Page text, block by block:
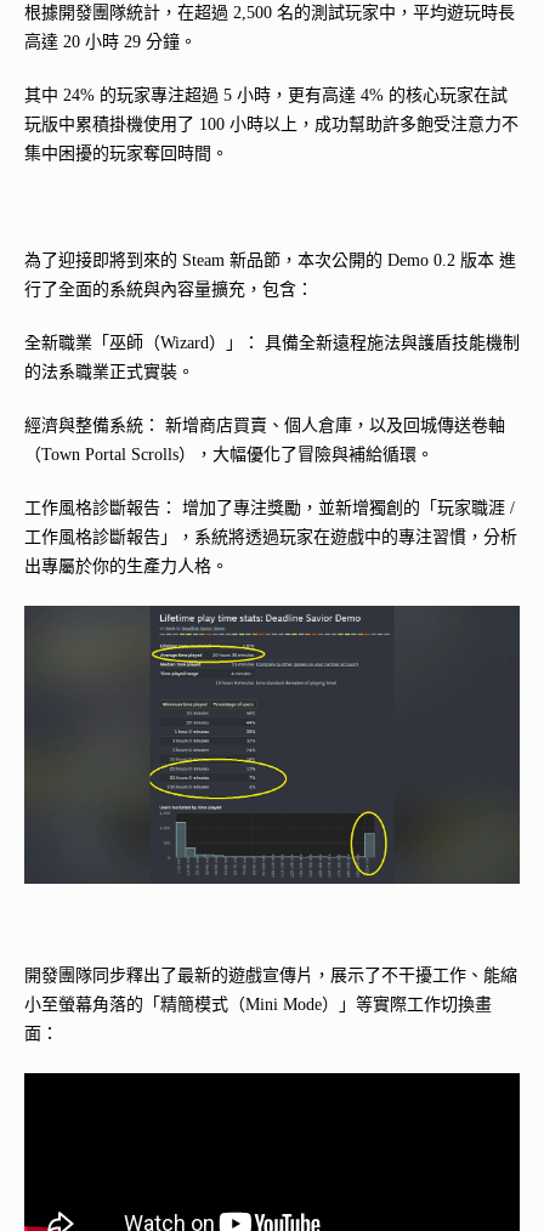
根據開發團隊統計，在超過 2,500 名的測試玩家中，平均遊玩時長
高達 20 小時 29 分鐘。
其中 24% 的玩家專注超過 5 小時，更有高達 4% 的核心玩家在試
玩版中累積掛機使用了 100 小時以上，成功幫助許多飽受注意力不
集中困擾的玩家奪回時間。
為了迎接即將到來的 Steam 新品節，本次公開的 Demo 0.2 版本 進
行了全面的系統與內容量擴充，包含：
全新職業「巫師（Wizard）」： 具備全新遠程施法與護盾技能機制
的法系職業正式實裝。
經濟與整備系統： 新增商店買賣、個人倉庫，以及回城傳送卷軸
（Town Portal Scrolls），大幅優化了冒險與補給循環。
工作風格診斷報告： 增加了專注獎勵，並新增獨創的「玩家職涯 /
工作風格診斷報告」，系統將透過玩家在遊戲中的專注習慣，分析
出專屬於你的生產力人格。
開發團隊同步釋出了最新的遊戲宣傳片，展示了不干擾工作、能縮
小至螢幕角落的「精簡模式（Mini Mode）」等實際工作切換畫
面：